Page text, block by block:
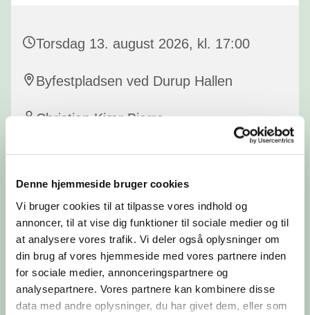
Denne hjemmeside bruger cookies
Vi bruger cookies til at tilpasse vores indhold og
annoncer, til at vise dig funktioner til sociale medier og til
at analysere vores trafik. Vi deler også oplysninger om
din brug af vores hjemmeside med vores partnere inden
for sociale medier, annonceringspartnere og
analysepartnere. Vores partnere kan kombinere disse
data med andre oplysninger, du har givet dem, eller som
Torsdag 13. august 2026, kl. 17:00
Byfestpladsen ved Durup Hallen
Christian Kjær Bjerre
Byfesten i Durup begynder med en gudstjeneste. Ved
gudstjenesten medvirker personalet fra Durup Kirke.
Kom og begynd byfesten i Durup med en
gudstjeneste.